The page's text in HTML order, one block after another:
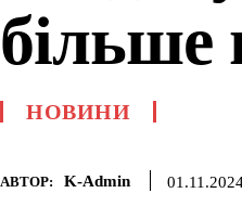
більше
НОВИНИ
АВТОР: K-Admin